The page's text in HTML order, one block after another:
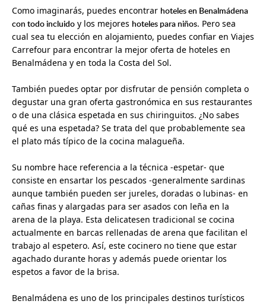
Como imaginarás, puedes encontrar hoteles en Benalmádena
con todo incluido y los mejores hoteles para niños. Pero sea
cual sea tu elección en alojamiento, puedes confiar en Viajes
Carrefour para encontrar la mejor oferta de hoteles en
Benalmádena y en toda la Costa del Sol.
También puedes optar por disfrutar de pensión completa o
degustar una gran oferta gastronómica en sus restaurantes
o de una clásica espetada en sus chiringuitos. ¿No sabes
qué es una espetada? Se trata del que probablemente sea
el plato más típico de la cocina malagueña.
Su nombre hace referencia a la técnica -espetar- que
consiste en ensartar los pescados -generalmente sardinas
aunque también pueden ser jureles, doradas o lubinas- en
cañas finas y alargadas para ser asados con leña en la
arena de la playa. Esta delicatesen tradicional se cocina
actualmente en barcas rellenadas de arena que facilitan el
trabajo al espetero. Así, este cocinero no tiene que estar
agachado durante horas y además puede orientar los
espetos a favor de la brisa.
Benalmádena es uno de los principales destinos turísticos